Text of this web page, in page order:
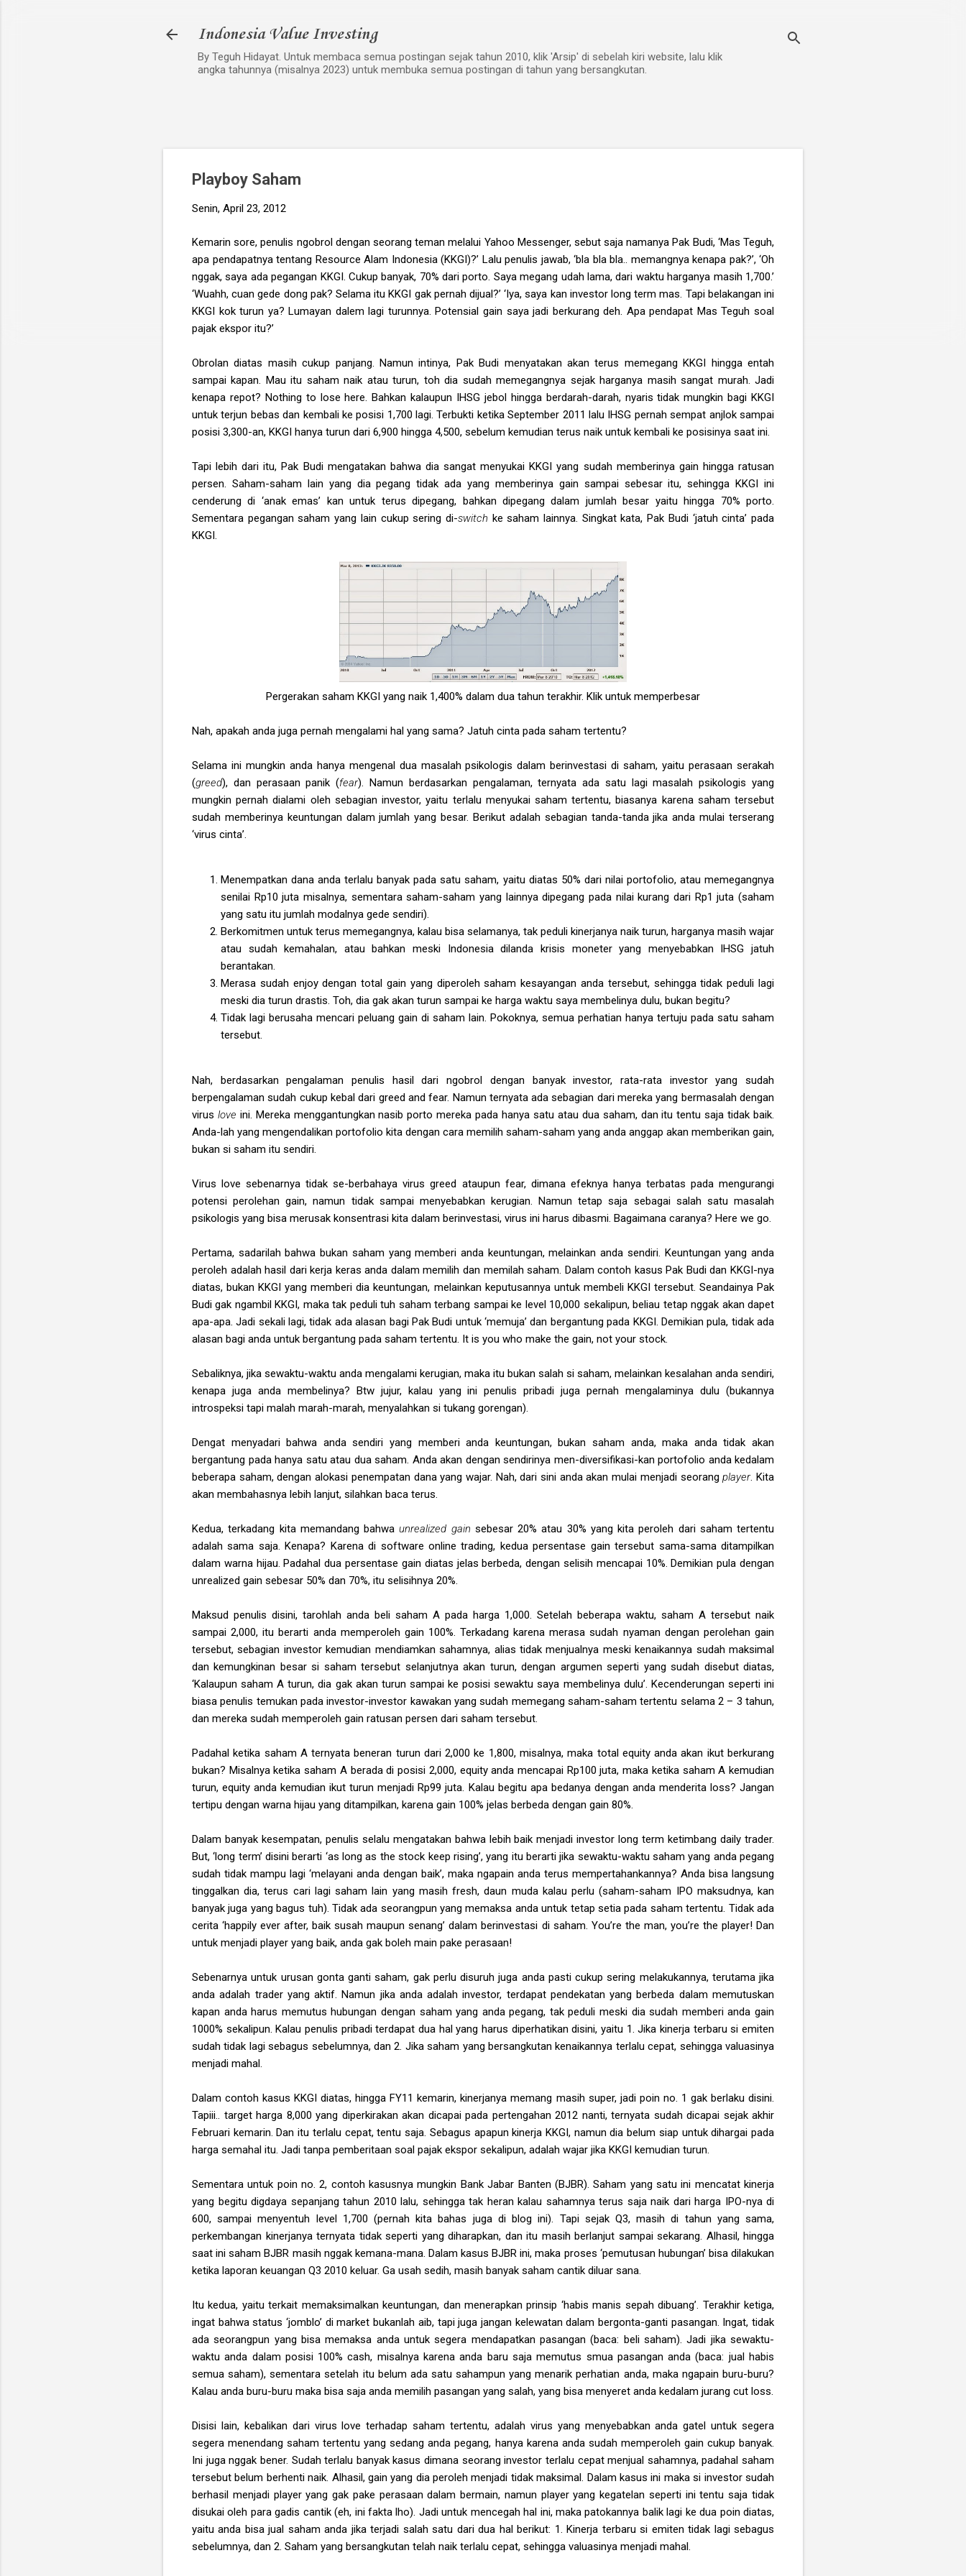
Indonesia Value Investing
By Teguh Hidayat. Untuk membaca semua postingan sejak tahun 2010, klik 'Arsip' di sebelah kiri website, lalu klik
angka tahunnya (misalnya 2023) untuk membuka semua postingan di tahun yang bersangkutan.
Playboy Saham
Senin, April 23, 2012
Kemarin sore, penulis ngobrol dengan seorang teman melalui Yahoo Messenger, sebut saja namanya Pak Budi, ‘Mas Teguh,
apa pendapatnya tentang Resource Alam Indonesia (KKGI)?’ Lalu penulis jawab, ‘bla bla bla.. memangnya kenapa pak?’, ‘Oh
nggak, saya ada pegangan KKGI. Cukup banyak, 70% dari porto. Saya megang udah lama, dari waktu harganya masih 1,700.’
‘Wuahh, cuan gede dong pak? Selama itu KKGI gak pernah dijual?’ ‘Iya, saya kan investor long term mas. Tapi belakangan ini
KKGI kok turun ya? Lumayan dalem lagi turunnya. Potensial gain saya jadi berkurang deh. Apa pendapat Mas Teguh soal
pajak ekspor itu?’
Obrolan diatas masih cukup panjang. Namun intinya, Pak Budi menyatakan akan terus memegang KKGI hingga entah
sampai kapan. Mau itu saham naik atau turun, toh dia sudah memegangnya sejak harganya masih sangat murah. Jadi
kenapa repot? Nothing to lose here. Bahkan kalaupun IHSG jebol hingga berdarah-darah, nyaris tidak mungkin bagi KKGI
untuk terjun bebas dan kembali ke posisi 1,700 lagi. Terbukti ketika September 2011 lalu IHSG pernah sempat anjlok sampai
posisi 3,300-an, KKGI hanya turun dari 6,900 hingga 4,500, sebelum kemudian terus naik untuk kembali ke posisinya saat ini.
Tapi lebih dari itu, Pak Budi mengatakan bahwa dia sangat menyukai KKGI yang sudah memberinya gain hingga ratusan
persen. Saham-saham lain yang dia pegang tidak ada yang memberinya gain sampai sebesar itu, sehingga KKGI ini
cenderung di ‘anak emas’ kan untuk terus dipegang, bahkan dipegang dalam jumlah besar yaitu hingga 70% porto.
Sementara pegangan saham yang lain cukup sering di-switch ke saham lainnya. Singkat kata, Pak Budi ‘jatuh cinta’ pada
KKGI.
Pergerakan saham KKGI yang naik 1,400% dalam dua tahun terakhir. Klik untuk memperbesar
Nah, apakah anda juga pernah mengalami hal yang sama? Jatuh cinta pada saham tertentu?
Selama ini mungkin anda hanya mengenal dua masalah psikologis dalam berinvestasi di saham, yaitu perasaan serakah
(greed), dan perasaan panik (fear). Namun berdasarkan pengalaman, ternyata ada satu lagi masalah psikologis yang
mungkin pernah dialami oleh sebagian investor, yaitu terlalu menyukai saham tertentu, biasanya karena saham tersebut
sudah memberinya keuntungan dalam jumlah yang besar. Berikut adalah sebagian tanda-tanda jika anda mulai terserang
‘virus cinta’.
Menempatkan dana anda terlalu banyak pada satu saham, yaitu diatas 50% dari nilai portofolio, atau memegangnya
senilai Rp10 juta misalnya, sementara saham-saham yang lainnya dipegang pada nilai kurang dari Rp1 juta (saham
yang satu itu jumlah modalnya gede sendiri).
Berkomitmen untuk terus memegangnya, kalau bisa selamanya, tak peduli kinerjanya naik turun, harganya masih wajar
atau sudah kemahalan, atau bahkan meski Indonesia dilanda krisis moneter yang menyebabkan IHSG jatuh
berantakan.
Merasa sudah enjoy dengan total gain yang diperoleh saham kesayangan anda tersebut, sehingga tidak peduli lagi
meski dia turun drastis. Toh, dia gak akan turun sampai ke harga waktu saya membelinya dulu, bukan begitu?
Tidak lagi berusaha mencari peluang gain di saham lain. Pokoknya, semua perhatian hanya tertuju pada satu saham
tersebut.
Nah, berdasarkan pengalaman penulis hasil dari ngobrol dengan banyak investor, rata-rata investor yang sudah
berpengalaman sudah cukup kebal dari greed and fear. Namun ternyata ada sebagian dari mereka yang bermasalah dengan
virus love ini. Mereka menggantungkan nasib porto mereka pada hanya satu atau dua saham, dan itu tentu saja tidak baik.
Anda-lah yang mengendalikan portofolio kita dengan cara memilih saham-saham yang anda anggap akan memberikan gain,
bukan si saham itu sendiri.
Virus love sebenarnya tidak se-berbahaya virus greed ataupun fear, dimana efeknya hanya terbatas pada mengurangi
potensi perolehan gain, namun tidak sampai menyebabkan kerugian. Namun tetap saja sebagai salah satu masalah
psikologis yang bisa merusak konsentrasi kita dalam berinvestasi, virus ini harus dibasmi. Bagaimana caranya? Here we go.
Pertama, sadarilah bahwa bukan saham yang memberi anda keuntungan, melainkananda sendiri. Keuntungan yang anda
peroleh adalah hasil dari kerja keras anda dalam memilih dan memilah saham. Dalam contoh kasus Pak Budi dan KKGI-nya
diatas, bukan KKGI yang memberi dia keuntungan, melainkan keputusannyauntuk membeli KKGI tersebut. Seandainya Pak
Budi gak ngambil KKGI, maka tak peduli tuh saham terbang sampai ke level 10,000 sekalipun, beliau tetap nggak akan dapet
apa-apa. Jadi sekali lagi, tidak ada alasan bagi Pak Budi untuk ‘memuja’ dan bergantung pada KKGI. Demikian pula, tidak ada
alasan bagi anda untuk bergantung pada saham tertentu. It is you who make the gain, not your stock.
Sebaliknya, jika sewaktu-waktu anda mengalami kerugian, maka itu bukan salah si saham, melainkan kesalahan anda sendiri,
kenapa juga anda membelinya? Btw jujur, kalau yang ini penulis pribadi juga pernah mengalaminya dulu (bukannya
introspeksi tapi malah marah-marah, menyalahkan si tukang gorengan).
Dengat menyadari bahwa anda sendiri yang memberi anda keuntungan, bukan saham anda, maka anda tidak akan
bergantung pada hanya satu atau dua saham. Anda akan dengan sendirinya men-diversifikasi-kan portofolio anda kedalam
beberapa saham, dengan alokasi penempatan dana yang wajar. Nah, dari sini anda akan mulai menjadi seorangplayer. Kita
akan membahasnya lebih lanjut, silahkan baca terus.
Kedua, terkadang kita memandang bahwaunrealized gain sebesar 20% atau 30% yang kita peroleh dari saham tertentu
adalah sama saja. Kenapa? Karena di software online trading, kedua persentase gain tersebut sama-sama ditampilkan
dalam warna hijau . Padahal dua persentase gain diatas jelas berbeda, dengan selisih mencapai 10%. Demikian pula dengan
unrealized gain sebesar 50% dan 70%, itu selisihnya 20%.
Maksud penulis disini, tarohlah anda beli saham A pada harga 1,000. Setelah beberapa waktu, saham A tersebut naik
sampai 2,000, itu berarti anda memperoleh gain 100%. Terkadang karena merasa sudah nyaman dengan perolehan gain
tersebut, sebagian investor kemudian mendiamkan sahamnya, alias tidak menjualnya meski kenaikannya sudah maksimal
dan kemungkinan besar si saham tersebut selanjutnya akan turun, dengan argumen seperti yang sudah disebut diatas,
‘Kalaupun saham A turun, dia gak akan turun sampai ke posisi sewaktu saya membelinya dulu’. Kecenderungan seperti ini
biasa penulis temukan pada investor-investor kawakan yang sudah memegang saham-saham tertentu selama 2 – 3 tahun,
dan mereka sudah memperoleh gain ratusan persen dari saham tersebut.
Padahal ketika saham A ternyata beneran turun dari 2,000 ke 1,800, misalnya, maka total equity anda akan ikut berkurang
bukan? Misalnya ketika saham A berada di posisi 2,000, equity anda mencapai Rp100 juta, maka ketika saham A kemudian
turun, equity anda kemudian ikut turun menjadi Rp99 juta. Kalau begitu apa bedanya dengan anda menderita loss? Jangan
tertipu dengan warna hijau yang ditampilkan, karena gain 100% jelas berbeda dengan gain 80%.
Dalam banyak kesempatan, penulis selalu mengatakan bahwa lebih baik menjadi investor long term ketimbang daily trader.
But, ‘long term’ disini berarti ‘as long as the stock keep rising’, yang itu berarti jika sewaktu-waktu saham yang anda pegang
sudah tidak mampu lagi ‘melayani anda dengan baik’, maka ngapain anda terus mempertahankannya? Anda bisa langsung
tinggalkan dia, terus cari lagi saham lain yang masih fresh, daun muda kalau perlu (saham-saham IPO maksudnya, kan
banyak juga yang bagus tuh). Tidak ada seorangpun yang memaksa anda untuk tetap setia pada saham tertentu. Tidak ada
cerita ‘happily ever after, baik susah maupun senang’ dalam berinvestasi di saham. You’re the man, you’re the player! Dan
untuk menjadi player yang baik, anda gak boleh main pake perasaan!
Sebenarnya untuk urusan gonta ganti saham, gak perlu disuruh juga anda pasti cukup sering melakukannya, terutama jika
anda adalah trader yang aktif. Namun jika anda adalah investor, terdapat pendekatan yang berbeda dalam memutuskan
kapan anda harus memutus hubungan dengan saham yang anda pegang, tak peduli meski dia sudah memberi anda gain
1000% sekalipun. Kalau penulis pribadi terdapat dua hal yang harus diperhatikan disini, yaitu 1. Jika kinerja terbaru si emiten
sudah tidak lagi sebagus sebelumnya, dan 2. Jika saham yang bersangkutan kenaikannya terlalu cepat, sehingga valuasinya
menjadi mahal.
Dalam contoh kasus KKGI diatas, hingga FY11 kemarin, kinerjanya memang masih super, jadi poin no. 1 gak berlaku disini.
Tapiii.. target harga 8,000 yang diperkirakan akan dicapai pada pertengahan 2012 nanti, ternyata sudah dicapai sejak akhir
Februari kemarin. Dan itu terlalu cepat, tentu saja. Sebagus apapun kinerja KKGI, namun dia belum siap untuk dihargai pada
harga semahal itu. Jadi tanpa pemberitaan soal pajak ekspor sekalipun, adalah wajar jika KKGI kemudian turun.
Sementara untuk poin no. 2, contoh kasusnya mungkin Bank Jabar Banten (BJBR). Saham yang satu ini mencatat kinerja
yang begitu digdaya sepanjang tahun 2010 lalu, sehingga tak heran kalau sahamnya terus saja naik dari harga IPO-nya di
600, sampai menyentuh level 1,700 (pernah kita bahas juga di blog ini). Tapi sejak Q3, masih di tahun yang sama,
perkembangan kinerjanya ternyata tidak seperti yang diharapkan, dan itu masih berlanjut sampai sekarang. Alhasil, hingga
saat ini saham BJBR masih nggak kemana-mana. Dalam kasus BJBR ini, maka proses ‘pemutusan hubungan’ bisa dilakukan
ketika laporan keuangan Q3 2010 keluar. Ga usah sedih, masih banyak saham cantik diluar sana.
Itu kedua, yaitu terkait memaksimalkan keuntungan, dan menerapkan prinsip ‘habis manis sepah dibuang’. Terakhir ketiga,
ingat bahwa status ‘jomblo’ di market bukanlah aib, tapi juga jangan kelewatan dalam bergonta-ganti pasangan. Ingat, tidak
ada seorangpun yang bisa memaksa anda untuk segera mendapatkan pasangan (baca: beli saham). Jadi jika sewaktu-
waktu anda dalam posisi 100% cash, misalnya karena anda baru saja memutus smua pasangan anda (baca: jual habis
semua saham), sementara setelah itu belum ada satu sahampun yang menarik perhatian anda, maka ngapain buru-buru?
Kalau anda buru-buru maka bisa saja anda memilih pasangan yang salah, yang bisa menyeret anda kedalam jurang cut loss.
Disisi lain, kebalikan dari virus love terhadap saham tertentu, adalah virus yang menyebabkan anda gatel untuk segera
segera menendang saham tertentu yang sedang anda pegang, hanya karena anda sudah memperoleh gain cukup banyak.
Ini juga nggak bener. Sudah terlalu banyak kasus dimana seorang investor terlalu cepat menjual sahamnya, padahal saham
tersebut belum berhenti naik. Alhasil, gain yang dia peroleh menjadi tidak maksimal. Dalam kasus ini maka si investor sudah
berhasil menjadi player yang gak pake perasaan dalam bermain, namun player yang kegatelan seperti ini tentu saja tidak
disukai oleh para gadis cantik (eh, ini fakta lho). Jadi untuk mencegah hal ini, maka patokannya balik lagi ke dua poin diatas,
yaitu anda bisa jual saham anda jika terjadi salah satu dari dua hal berikut: 1. Kinerja terbaru si emiten tidak lagi sebagus
sebelumnya, dan 2. Saham yang bersangkutan telah naik terlalu cepat, sehingga valuasinya menjadi mahal.